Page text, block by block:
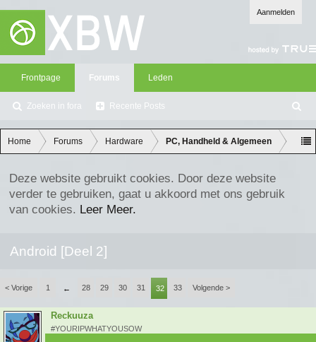
Aanmelden
Frontpage Forums
Zoeken in fora Recente Posts
Leden
oe
ke
n
Home Forums Hardware PC, Handheld & Algemeen
Deze website gebruikt cookies. Door deze website
verder te gebruiken, gaat u akkoord met ons gebruik
van cookies. Leer Meer.
Android [Deel 2]
< Vorige 1 ← 28 29 30 31 32 33 Volgende >
Reckuuza
#YOURIPWHATYOUSOW